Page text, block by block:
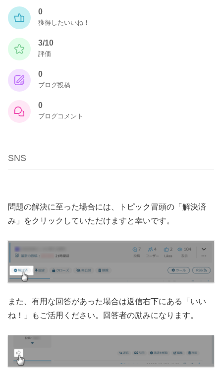
0
獲得したいいね！
3/10
評価
0
ブログ投稿
0
ブログコメント
SNS
問題の解決に至った場合には、トピック冒頭の「解決済
み」をクリックしていただけますと幸いです。
また、有用な回答があった場合は返信右下にある「いい
ね！」もご活用ください。回答者の励みになります。